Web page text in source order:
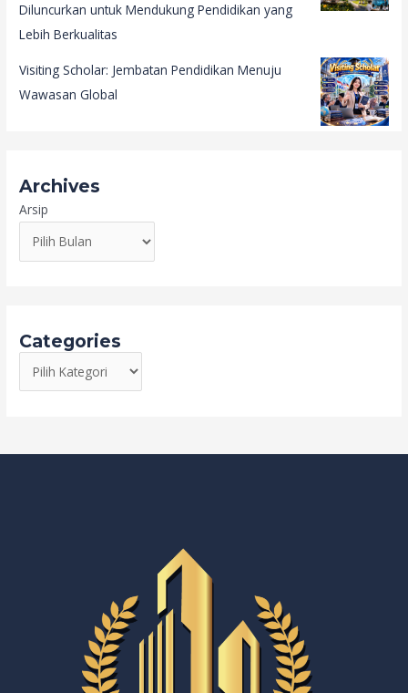
Diluncurkan untuk Mendukung Pendidikan yang
Lebih Berkualitas
Visiting Scholar: Jembatan Pendidikan Menuju
Wawasan Global
Archives
Arsip
Categories